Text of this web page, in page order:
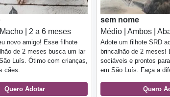
| 2 a 6 meses
novo amigo! Esse filhote
de 2 meses busca um lar
Luís. Ótimo com crianças,
cães.
Quero Adotar
sem nome
Médio | Ambos |
Adote um filhote SRD
brincalhão de 2 meses!
sociáveis e prontos
em São Luís. Faça a
Quero